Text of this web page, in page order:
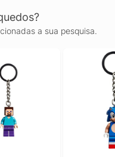
a sua pesquisa.